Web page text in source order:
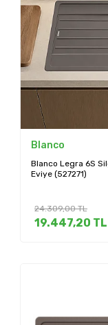
Blanco
Blanco Legra 6S
Eviye (527271)
24.309,00TL
19.447,20 TL